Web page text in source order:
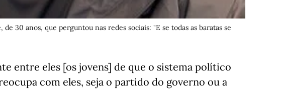
30 anos, que perguntou nas redes sociais: "E se todas as baratas se
entre eles [os jovens] de que o sistema político
com eles, seja o partido do governo ou a